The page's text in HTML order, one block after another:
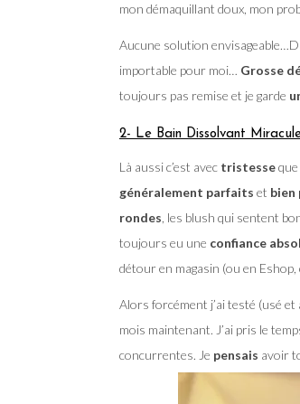
mon démaquillant doux, mon
Aucune solution
importable pour moi… Grosse
toujours pas remise et je garde
2- Le Bain Dissolvant
Là aussi c’est avec tristesse
généralement parfaits et bien
rondes , les blush qui sentent
toujours eu une confiance
détour en magasin (ou en Eshop,
Alors forcément j’ai testé (usé et
mois maintenant. J’ai pris le
concurrentes. Je pensais avoir